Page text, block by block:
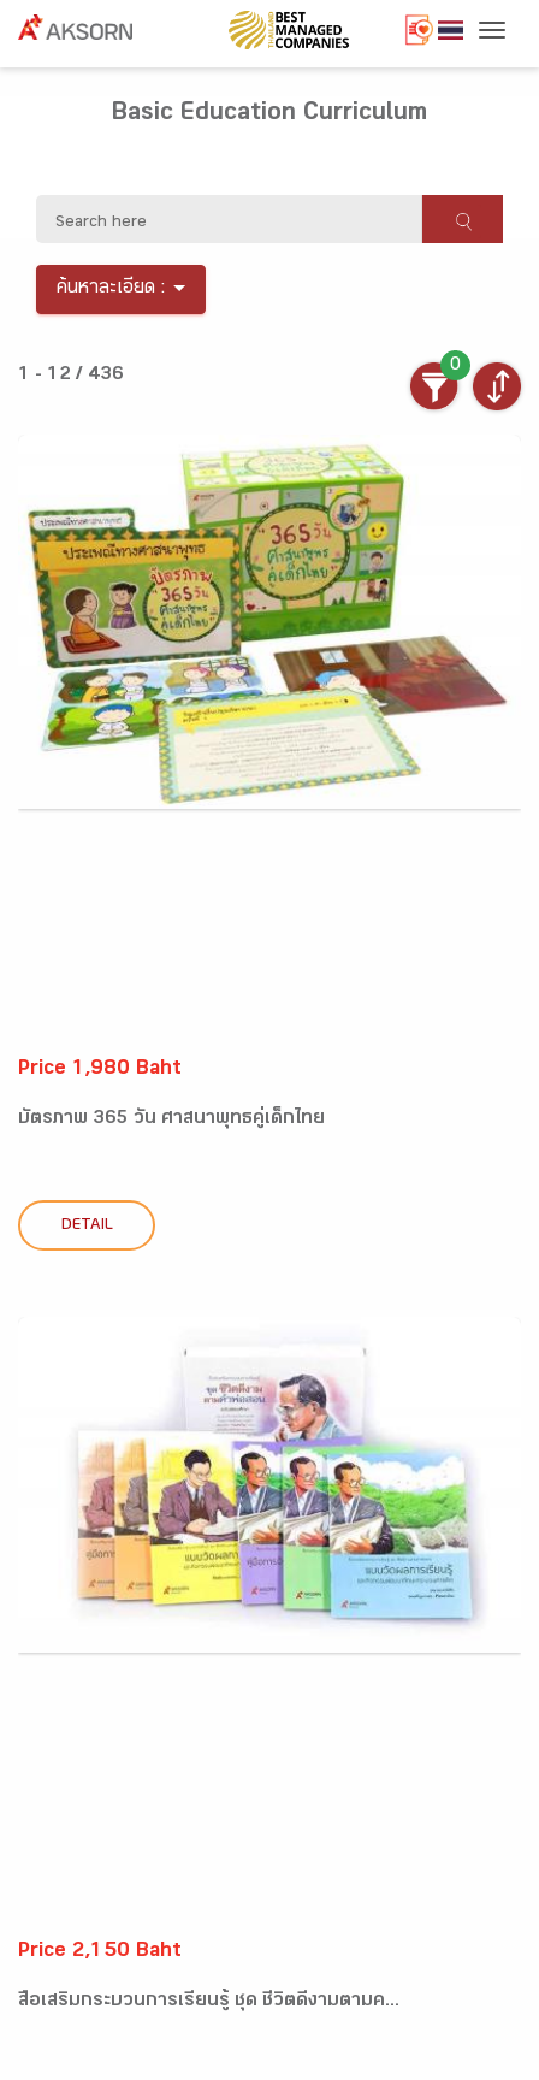
Basic Education Curriculum
ค้นหาละเอียด :
1 - 12 / 436
0
Price 1,980 Baht
บัตรภาพ 365 วัน ศาสนาพุทธคู่เด็กไทย
DETAIL
Price 2,150 Baht
สื่อเสริมกระบวนการเรียนรู้ ชุด ชีวิตดีงามตามค...